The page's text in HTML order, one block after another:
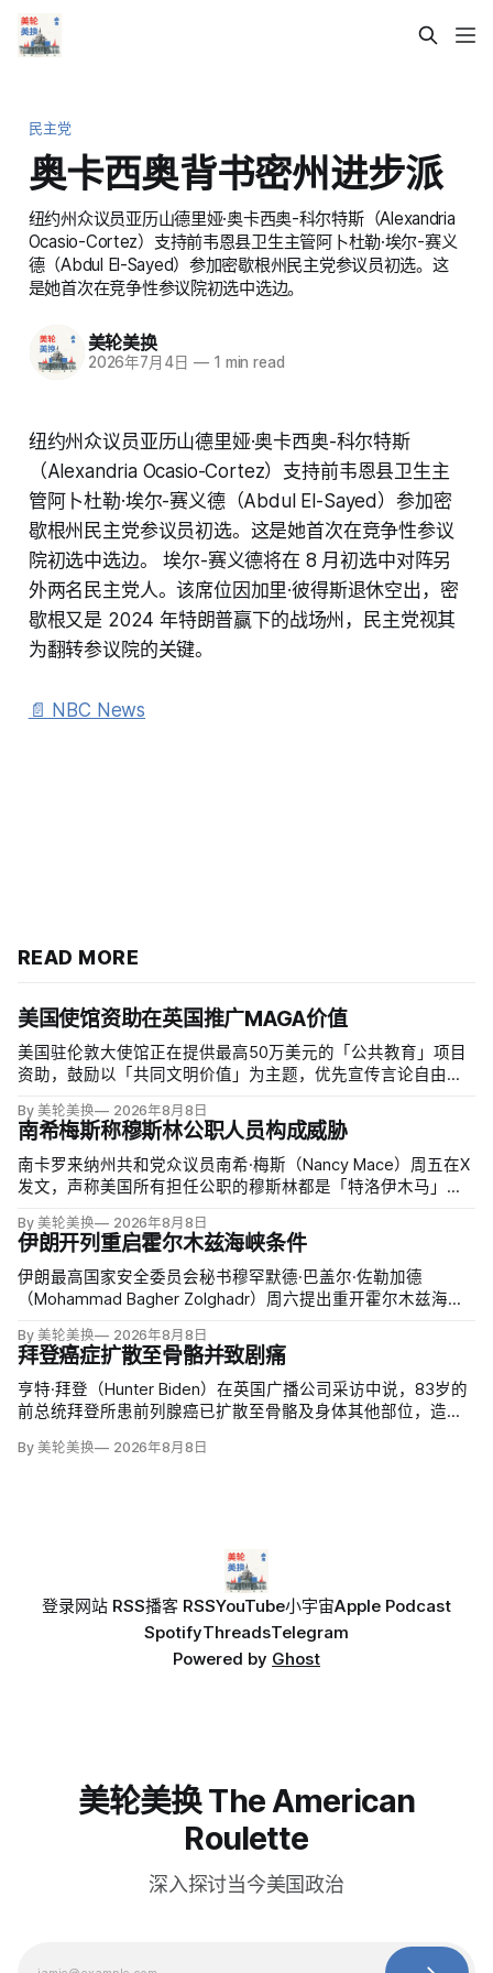
民主党
奥卡西奥背书密州进步派
纽约州众议员亚历山德里娅·奥卡西奥-科尔特斯（Alexandria
Ocasio-Cortez）支持前韦恩县卫生主管阿卜杜勒·埃尔-赛义
德（Abdul El-Sayed）参加密歇根州民主党参议员初选。这
是她首次在竞争性参议院初选中选边。
美轮美换
2026年7月4日 —1 min read
纽约州众议员亚历山德里娅·奥卡西奥-科尔特斯
（Alexandria Ocasio-Cortez）支持前韦恩县卫生主
管阿卜杜勒·埃尔-赛义德（Abdul El-Sayed）参加密
歇根州民主党参议员初选。这是她首次在竞争性参议
院初选中选边。 埃尔-赛义德将在 8 月初选中对阵另
外两名民主党人。该席位因加里·彼得斯退休空出，密
歇根又是 2024 年特朗普赢下的战场州，民主党视其
为翻转参议院的关键。
📄 NBC News
READ MORE
美国使馆资助在英国推广MAGA价值
美国驻伦敦大使馆正在提供最高50万美元的「公共教育」项目
资助，鼓励以「共同文明价值」为主题，优先宣传言论自由、
念。英国自由民主党议员丽莎·斯玛特（Lisa Smart）指责特朗
普政府用「MAGA资金」干预英国民主；
By 美轮美换 2026年8月8日
南希梅斯称穆斯林公职人员构成威胁
南卡罗来纳州共和党众议员南希·梅斯（Nancy Mace）周五在X
发文，声称美国所有担任公职的穆斯林都是「特洛伊木马」，
默」。截至浏览器核验时，这条帖子获得约440万次浏览、6.2
万次点赞、1万次转发和7800条回复。
By 美轮美换 2026年8月8日
伊朗开列重启霍尔木兹海峡条件
伊朗最高国家安全委员会秘书穆罕默德·巴盖尔·佐勒加德
（Mohammad Bagher Zolghadr）周六提出重开霍尔木兹海峡
支付战争赔偿、释放被冻结资产，并停止攻击伊朗地区盟友及
威胁伊朗。特朗普政府几乎不可能接受。
By 美轮美换 2026年8月8日
拜登癌症扩散至骨骼并致剧痛
亨特·拜登（Hunter Biden）在英国广播公司采访中说，83岁的
前总统拜登所患前列腺癌已扩散至骨骼及身体其他部位，造成
泪，称家人看着这一过程「非常难过」，也希望父亲能更多表
By 美轮美换 2026年8月8日
登录网站 RSS播客 RSSYouTube小宇宙Apple Podcast
SpotifyThreadsTelegram
Powered by Ghost
美轮美换 The American
Roulette
深入探讨当今美国政治